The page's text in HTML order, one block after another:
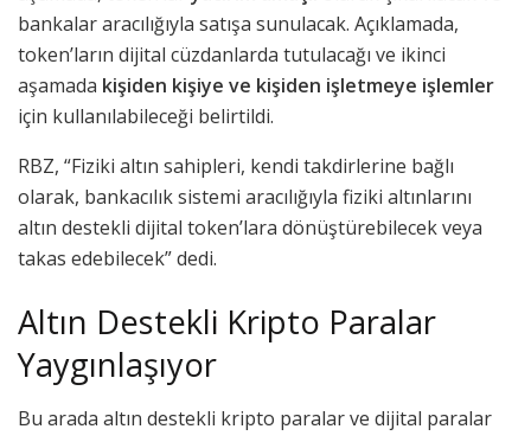
bankalar aracılığıyla satışa sunulacak. Açıklamada,
token’ların dijital cüzdanlarda tutulacağı ve ikinci
aşamada kişiden kişiye ve kişiden işletmeye işlemler
için kullanılabileceği belirtildi.
RBZ, “Fiziki altın sahipleri, kendi takdirlerine bağlı
olarak, bankacılık sistemi aracılığıyla fiziki altınlarını
altın destekli dijital token’lara dönüştürebilecek veya
takas edebilecek” dedi.
Altın Destekli Kripto Paralar
Yaygınlaşıyor
Bu arada altın destekli kripto paralar ve dijital paralar